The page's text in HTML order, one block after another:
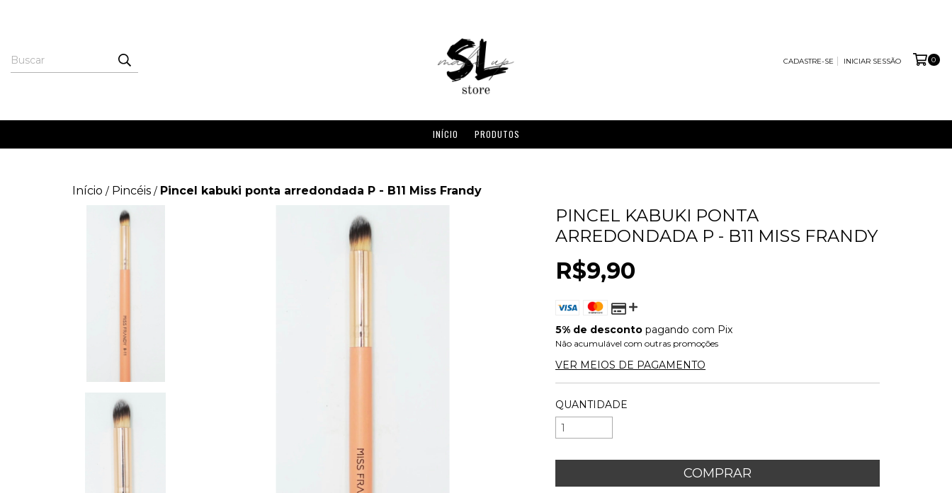
CADASTRE-SE INICIAR SESSÃO 0
INÍCIO PRODUTOS
Início / Pincéis / Pincel kabuki ponta arredondada P - B11 Miss Frandy
PINCEL KABUKI PONTA
ARREDONDADA P - B11 MISS FRANDY
R$9,90
5% de desconto pagando com Pix
Não acumulável com outras promoções
VER MEIOS DE PAGAMENTO
QUANTIDADE